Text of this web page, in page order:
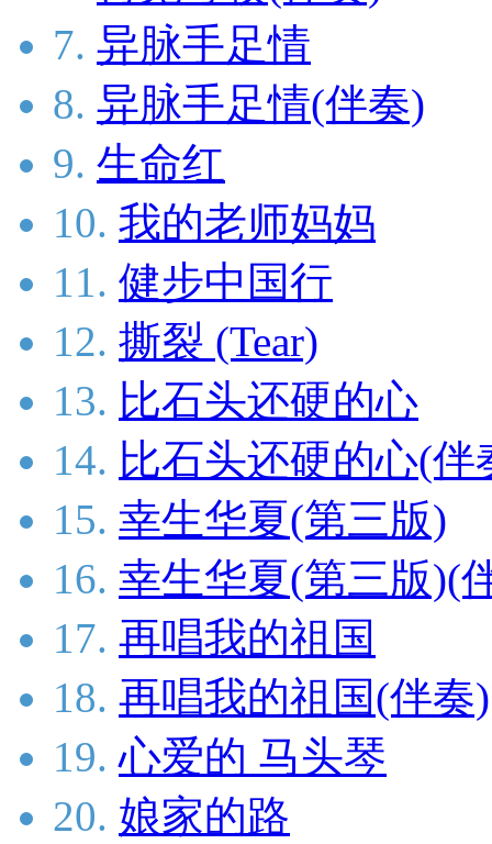
7. 异脉手足情
8. 异脉手足情(伴奏)
9. 生命红
10. 我的老师妈妈
11. 健步中国行
12. 撕裂 (Tear)
13. 比石头还硬的心
14. 比石头还硬的心(伴
15. 幸生华夏(第三版)
16. 幸生华夏(第三版)(
17. 再唱我的祖国
18. 再唱我的祖国(伴奏)
19. 心爱的 马头琴
20. 娘家的路